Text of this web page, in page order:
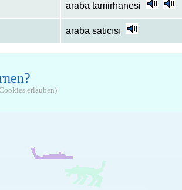
araba tamirhanesi
araba satıcısı
erlauben)